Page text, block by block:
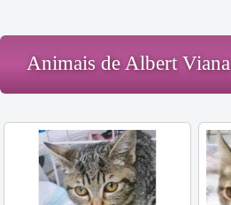
Animais de Albert Viana